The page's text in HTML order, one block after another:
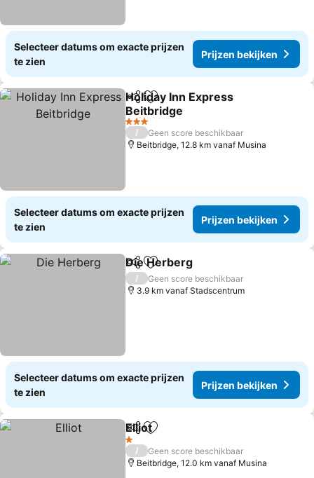
Selecteer datums om exacte prijzen
te zien
Prijzen bekijken
DelenToevoegen aan favorieten
Holiday Inn Express
Beitbridge
3 Sterren
/
Geen score beschikbaar
Beitbridge, 12.8 km vanaf Musina
Selecteer datums om exacte prijzen
te zien
Prijzen bekijken
DelenToevoegen aan favorieten
Die Herberg
/
Geen score beschikbaar
3.9 km vanaf Stadscentrum
Selecteer datums om exacte prijzen
te zien
Prijzen bekijken
DelenToevoegen aan favorieten
Elliot
1 Sterren
/
Geen score beschikbaar
Beitbridge, 12.0 km vanaf Musina